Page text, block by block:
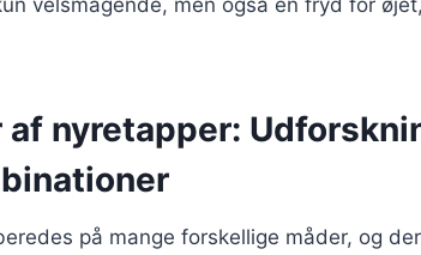
nyretapper:
på mange forskellige måder, og